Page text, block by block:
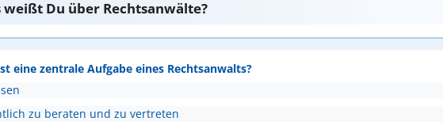
weißt Du über Rechtsanwälte?
eine zentrale Aufgabe eines Rechtsanwalts?
zu beraten und zu vertreten